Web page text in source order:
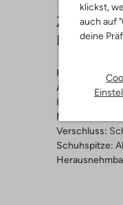
klickst,
auch auf
deine
Passform
Farbe :
Außenmaterial:
Innenmaterial:
Material Sohle:
Verschluss:
Schuhspitze: